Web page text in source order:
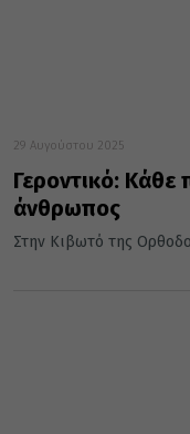
29 Αυγούστου 2025
Γεροντικό: Κάθε
άνθρωπος
Στην Κιβωτό της